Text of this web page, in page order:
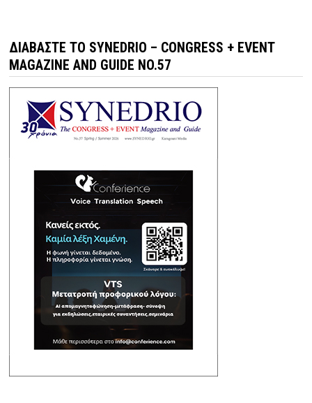
ΔΙΑΒΆΣΤΕ ΤΟ SYNEDRIO – CONGRESS + EVENT
MAGAZINE AND GUIDE NO.57